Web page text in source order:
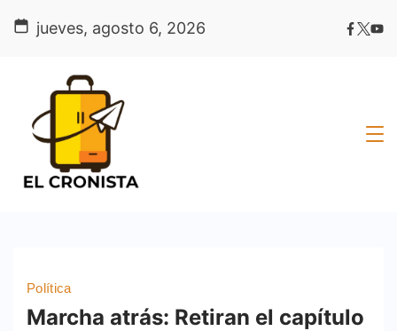
jueves, agosto 6, 2026
Política
Marcha atrás: Retiran el capítulo